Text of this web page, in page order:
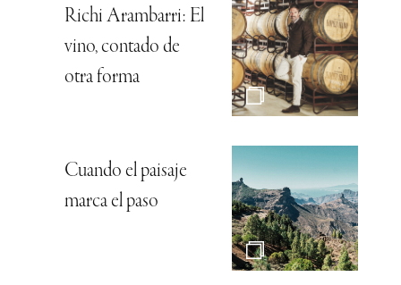
Richi Arambarri: El
vino, contado de
otra forma
Cuando el paisaje
marca el paso